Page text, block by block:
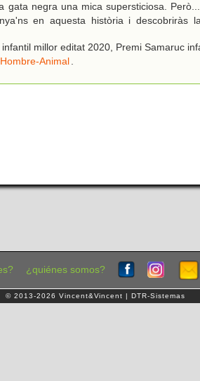
gata negra una mica supersticiosa.
en aquesta història i descobriràs
millor editat 2020, Premi Samaruc
Animal.
¿quiénes somos?
© 2013-2026 Vincent&Vincent | DTR-Sistemas